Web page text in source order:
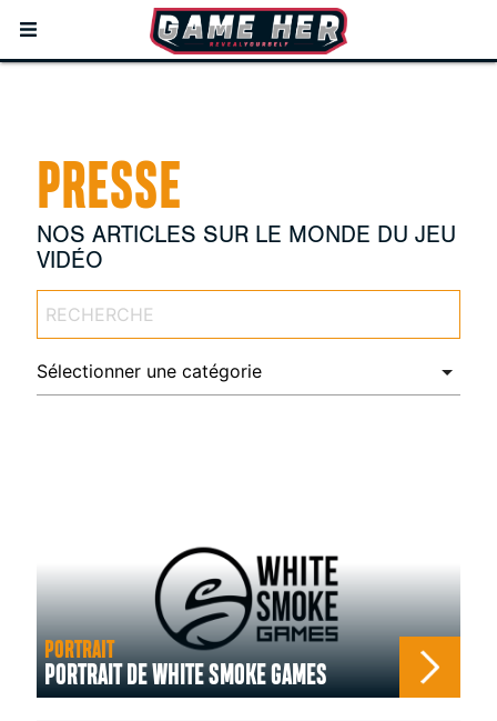
PRESSE
NOS ARTICLES SUR LE MONDE DU JEU
VIDÉO
PORTRAIT
PORTRAIT DE WHITE SMOKE GAMES